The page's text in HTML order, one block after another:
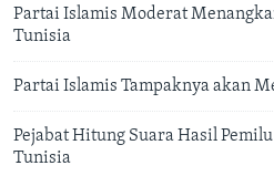
Partai Islamis Moderat
Tunisia
Partai Islamis Tampaknya akan
Pejabat Hitung Suara Hasil
Tunisia